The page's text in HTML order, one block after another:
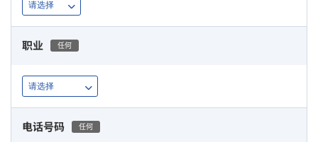
职业 任何
电话号码 任何